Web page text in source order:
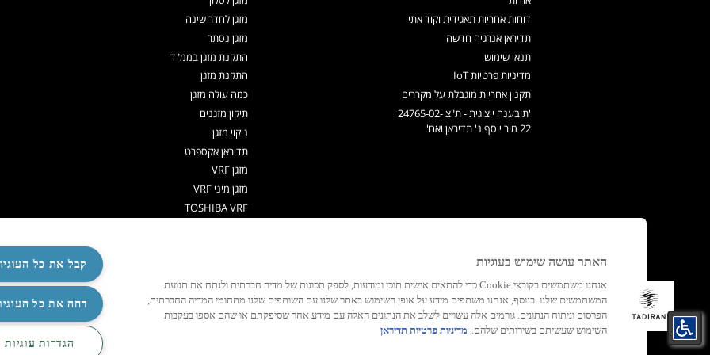
דוחות אחריות תאגידית וקוד אתי
תדיראן אנרגיה חדשה
תנאי שימוש
מדיניות פרטיות IoT
תקנון אחריות מוגבלת על מקררים
'תובענה ייצוגית'- ת"צ 24765-02-
22 מור יוסף נ' תדיראן ואח'
מזגן לחדר שינה
מזגן נסתר
התקנת מזגן בממ"ד
התקנת מזגן
כמה עולה מזגן
תיקון מזגנים
ניקוי מזגן
תדיראן אקספרט
מזגן VRF
מזגן מיני VRF
TOSHIBA VRF
משאבות חום
שלט למזגן אוניברסלי
R32
האתר עושה שימוש בעוגיות
אנחנו משתמשים בקובצי Cookie כדי להתאים אישית תוכן ומודעות, לספק תכונות של מדיה חברתית ולנתח את תנועת
המשתמשים שלנו. בנוסף, אנחנו משתפים מידע על אופן השימוש באתר שלנו עם השותפים שלנו מתחומי המדיה החברתית,
הפרסום וניתוח הנתונים. גורמים אלה עשויים לשלב את הנתונים האלה עם מידע אחר שסיפקתם או שהם אספו בעקבות
השימוש שעשיתם בשירותים שלהם. מדיניות פרטיות תדיראן
קבל את כל
‏דחה את כל
‏הגדרות עוגיות